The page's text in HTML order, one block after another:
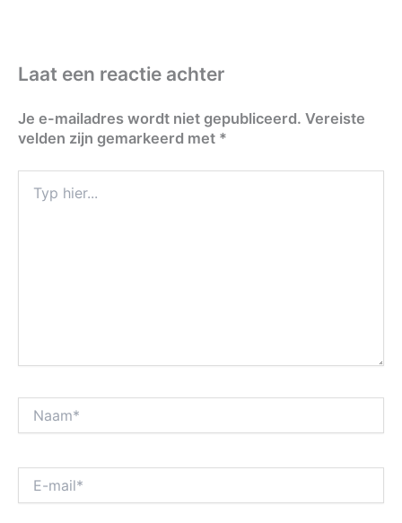
Laat een reactie achter
Je e-mailadres wordt niet gepubliceerd. Vereiste
velden zijn gemarkeerd met *
hier...
mail*